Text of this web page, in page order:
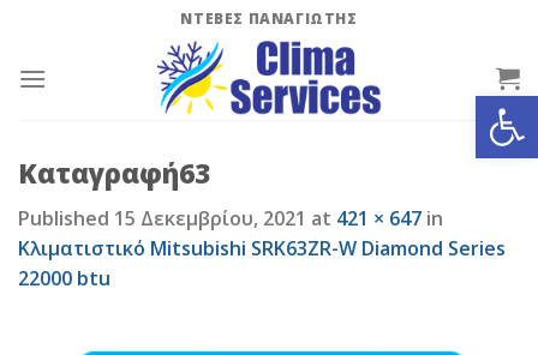
content
ΝΤΕΒΕΣ ΠΑΝΑΓΙΩΤΗΣ
Καταγραφή63
Published 15 Δεκεμβρίου, 2021 at 421 × 647 in
Κλιματιστικό Mitsubishi SRK63ZR-W Diamond Series
22000 btu